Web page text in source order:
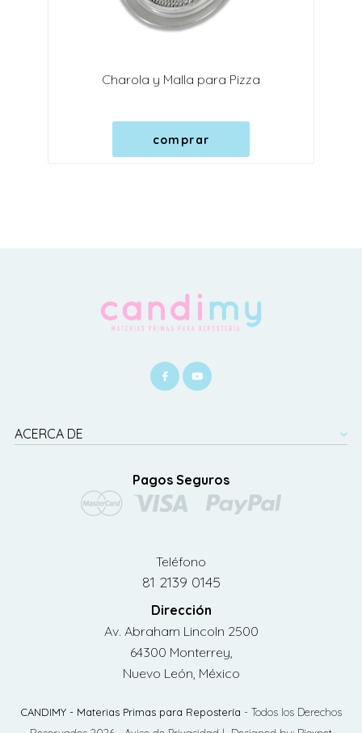
Charola y Malla para Pizza
comprar
ACERCA DE
Pagos Seguros
Teléfono
81 2139 0145
Dirección
Av. Abraham Lincoln 2500
64300 Monterrey,
Nuevo León, México
CANDIMY - Materias Primas para Repostería - Todos los Derechos